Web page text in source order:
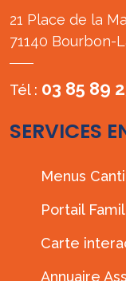
21 Place de la
71140 Bourbon-
Tél : 03 85 89
SERVICES
Menus
Portail
Carte
Annuaire